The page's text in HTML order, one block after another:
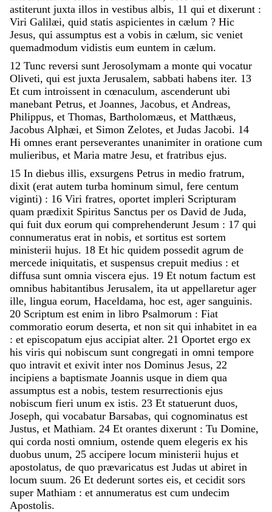
astiterunt juxta illos in vestibus albis, 11 qui et dixerunt :
Viri Galilæi, quid statis aspicientes in cælum ? Hic
Jesus, qui assumptus est a vobis in cælum, sic veniet
quemadmodum vidistis eum euntem in cælum.
12 Tunc reversi sunt Jerosolymam a monte qui vocatur
Oliveti, qui est juxta Jerusalem, sabbati habens iter. 13
Et cum introissent in cœnaculum, ascenderunt ubi
manebant Petrus, et Joannes, Jacobus, et Andreas,
Philippus, et Thomas, Bartholomæus, et Matthæus,
Jacobus Alphæi, et Simon Zelotes, et Judas Jacobi. 14
Hi omnes erant perseverantes unanimiter in oratione cum
mulieribus, et Maria matre Jesu, et fratribus ejus.
15 In diebus illis, exsurgens Petrus in medio fratrum,
dixit (erat autem turba hominum simul, fere centum
viginti) : 16 Viri fratres, oportet impleri Scripturam
quam prædixit Spiritus Sanctus per os David de Juda,
qui fuit dux eorum qui comprehenderunt Jesum : 17 qui
connumeratus erat in nobis, et sortitus est sortem
ministerii hujus. 18 Et hic quidem possedit agrum de
mercede iniquitatis, et suspensus crepuit medius : et
diffusa sunt omnia viscera ejus. 19 Et notum factum est
omnibus habitantibus Jerusalem, ita ut appellaretur ager
ille, lingua eorum, Haceldama, hoc est, ager sanguinis.
20 Scriptum est enim in libro Psalmorum : Fiat
commoratio eorum deserta, et non sit qui inhabitet in ea
: et episcopatum ejus accipiat alter. 21 Oportet ergo ex
his viris qui nobiscum sunt congregati in omni tempore
quo intravit et exivit inter nos Dominus Jesus, 22
incipiens a baptismate Joannis usque in diem qua
assumptus est a nobis, testem resurrectionis ejus
nobiscum fieri unum ex istis. 23 Et statuerunt duos,
Joseph, qui vocabatur Barsabas, qui cognominatus est
Justus, et Mathiam. 24 Et orantes dixerunt : Tu Domine,
qui corda nosti omnium, ostende quem elegeris ex his
duobus unum, 25 accipere locum ministerii hujus et
apostolatus, de quo prævaricatus est Judas ut abiret in
locum suum. 26 Et dederunt sortes eis, et cecidit sors
super Mathiam : et annumeratus est cum undecim
Apostolis.